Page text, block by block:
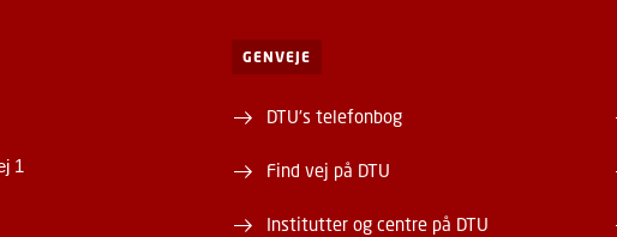
1
GENVEJE
DTU's telefonbog
Find vej på DTU
Institutter og centre på DTU